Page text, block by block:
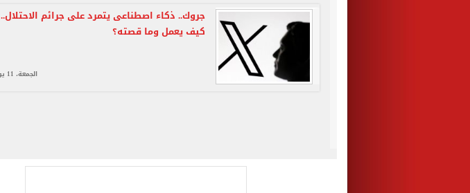
جروك.. ذكاء اصطناعى يتمرد على جرائم الاحتلال..
كيف يعمل وما قصته؟
الجمعة، 11 يوليو 2025 12:07 م